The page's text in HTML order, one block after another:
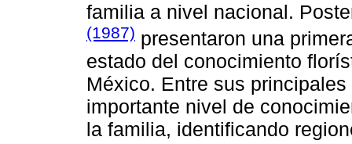
familia a nivel nacional.
(1987) presentaron una
estado del conocimiento
México. Entre sus
importante nivel de
la familia, identificando